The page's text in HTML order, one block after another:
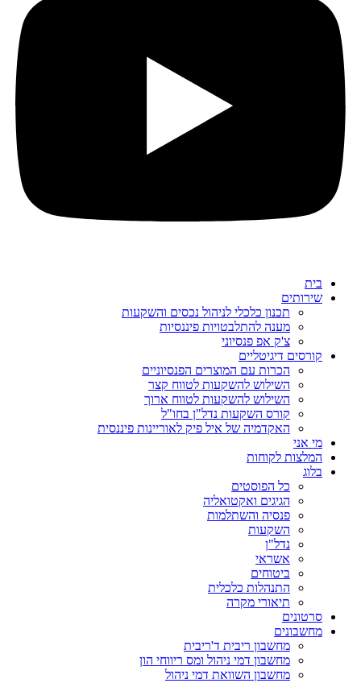
בית
שירותים
תכנון כלכלי לניהול נכסים והשקעות
מענה להתלבטויות פיננסיות
צ'ק אפ פנסיוני
קורסים דיגיטליים
הכרות עם המוצרים הפנסיוניים
השילוש להשקעות לטווח קצר
השילוש להשקעות לטווח ארוך
קורס השקעות נדל"ן בחו"ל
האקדמיה של איל פיק לאוריינות פיננסית
מי אני
המלצות לקוחות
בלוג
כל הפוסטים
הגיגים ואקטואליה
פנסיה והשתלמות
השקעות
נדל"ן
אשראי
ביטוחים
התנהלות כלכלית
תיאורי מקרה
סרטונים
מחשבונים
מחשבון ריבית ד'ריבית
מחשבון דמי ניהול ומס ריווחי הון
מחשבון השוואת דמי ניהול